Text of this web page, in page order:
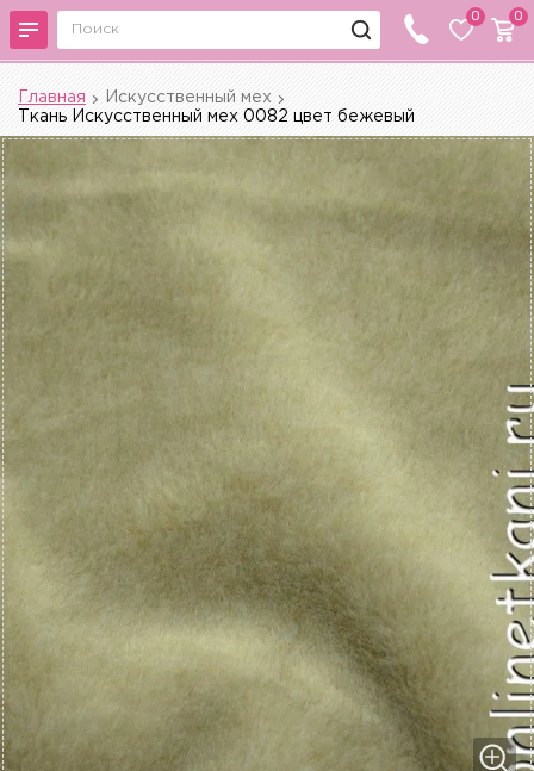
0 0
Главная
Искусственный мех
Ткань Искусственный мех 0082 цвет бежевый